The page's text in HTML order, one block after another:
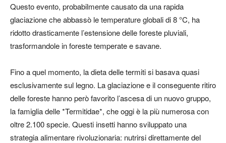
Questo evento, probabilmente causato da una rapida
glaciazione che abbassò le temperature globali di 8 °C, ha
ridotto drasticamente l’estensione delle foreste pluviali,
trasformandole in foreste temperate e savane.
Fino a quel momento, la dieta delle termiti si basava quasi
esclusivamente sul legno. La glaciazione e il conseguente ritiro
delle foreste hanno però favorito l’ascesa di un nuovo gruppo,
la famiglia delle *Termitidae*, che oggi è la più numerosa con
oltre 2.100 specie. Questi insetti hanno sviluppato una
strategia alimentare rivoluzionaria: nutrirsi direttamente del